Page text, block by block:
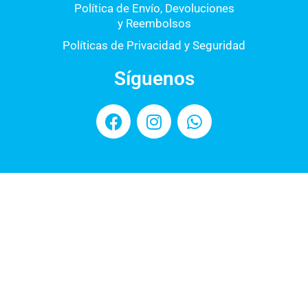
Política de Envío, Devoluciones
y Reembolsos
Políticas de Privacidad y Seguridad
Síguenos
F
a
I
n
W
h